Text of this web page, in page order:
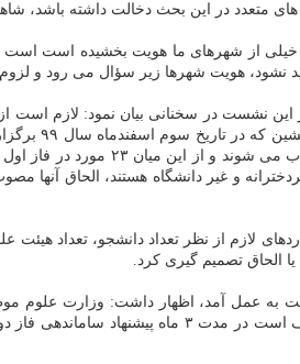
در این بحث دخالت داشته باشد،
خیلی از شهرهای ما هویت بخشیده است
هویت شهرها زیر سؤال می رود و
نشست در سخنانی بیان نمود: لازم است
و غیر دانشگاه هستند، الحاق آنها مصوب
لازم از نظر تعداد دانشجو، تعداد هیئت
یا الحاق تصمیم گیری کرد.
نقشه ارائه نماید. همینطور وزارت علوم بعد از